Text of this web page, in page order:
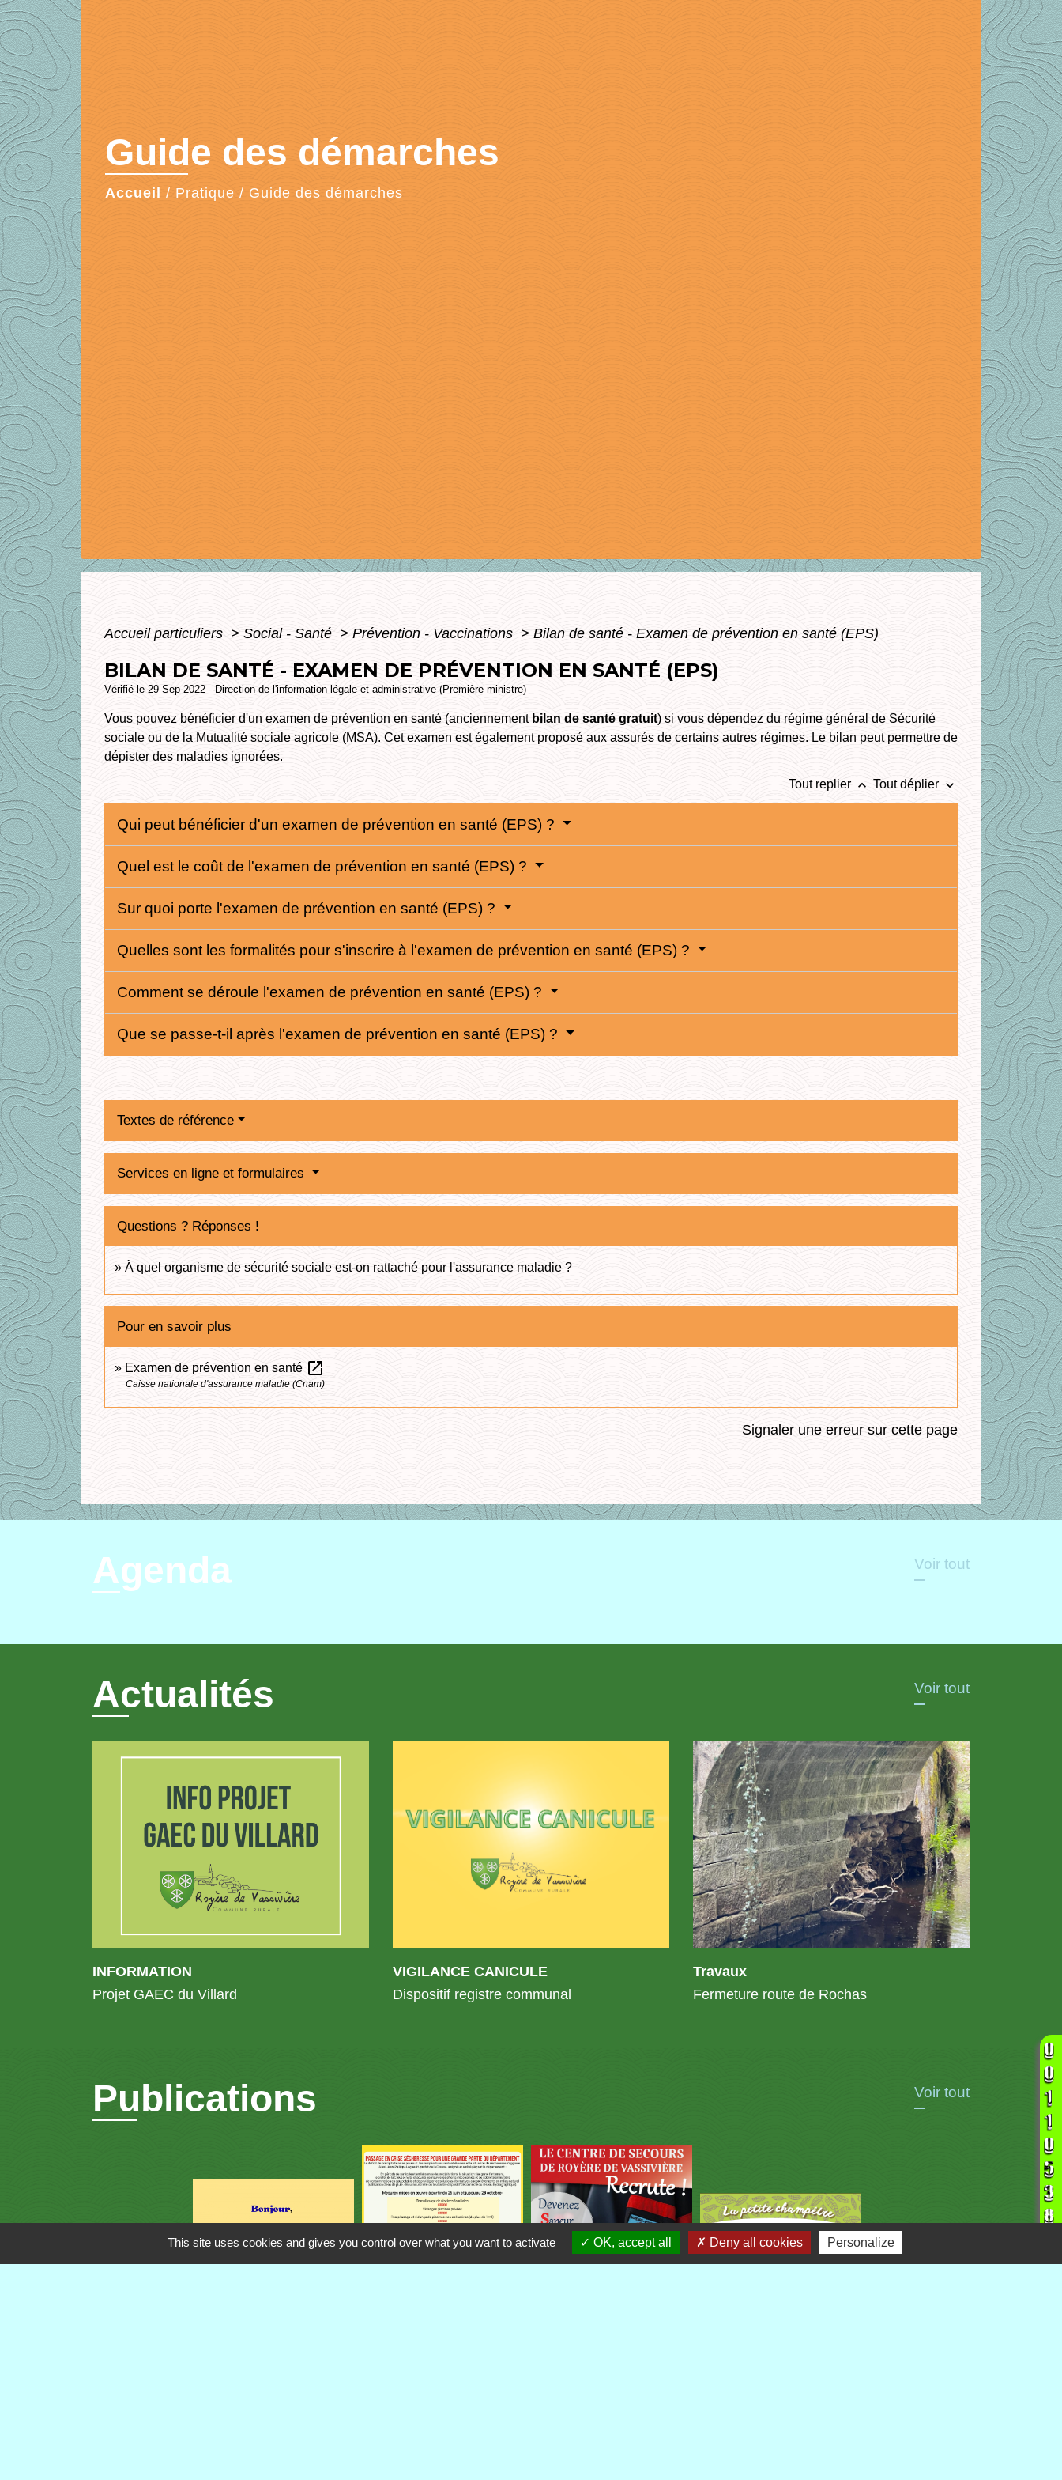
Guide des démarches
Accueil / Pratique / Guide des démarches
Accueil particuliers > Social - Santé > Prévention - Vaccinations > Bilan de santé - Examen de prévention en santé (EPS)
BILAN DE SANTÉ - EXAMEN DE PRÉVENTION EN SANTÉ (EPS)
Vérifié le 29 Sep 2022 - Direction de l'information légale et administrative (Première ministre)
Vous pouvez bénéficier d'un examen de prévention en santé (anciennement bilan de santé gratuit) si vous dépendez du régime général de Sécurité
sociale ou de la Mutualité sociale agricole (MSA). Cet examen est également proposé aux assurés de certains autres régimes. Le bilan peut permettre de
dépister des maladies ignorées.
Tout replier keyboard_arrow_up Tout déplier keyboard_arrow_down
Qui peut bénéficier d'un examen de prévention en santé (EPS) ?
Quel est le coût de l'examen de prévention en santé (EPS) ?
Sur quoi porte l'examen de prévention en santé (EPS) ?
Quelles sont les formalités pour s'inscrire à l'examen de prévention en santé (EPS) ?
Comment se déroule l'examen de prévention en santé (EPS) ?
Que se passe-t-il après l'examen de prévention en santé (EPS) ?
Textes de référence
Services en ligne et formulaires
Questions ? Réponses !
À quel organisme de sécurité sociale est-on rattaché pour l'assurance maladie ?
Pour en savoir plus
Examen de prévention en santé open_in_new
Caisse nationale d'assurance maladie (Cnam)
Signaler une erreur sur cette page
Agenda Voir tout
Actualités Voir tout
INFORMATION
Projet GAEC du Villard
VIGILANCE CANICULE
Dispositif registre communal
Travaux
Fermeture route de Rochas
Publications Voir tout
This site uses cookies and gives you control over what you want to activate OK, accept all Deny all cookies Personalize